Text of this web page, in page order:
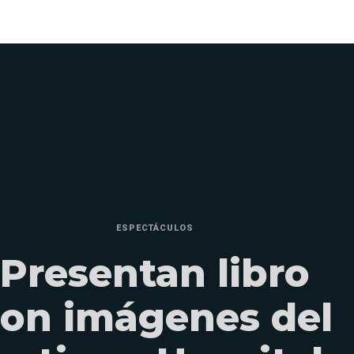
ESPECTÁCULOS
Presentan libro
imágenes del